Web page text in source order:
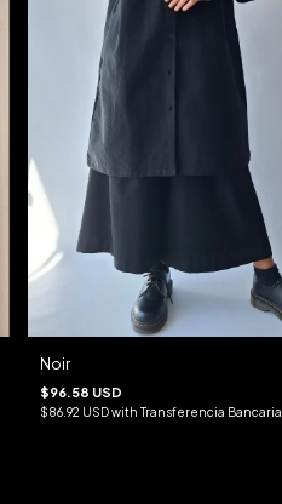
Noir
$96.58 USD
$86.92 USDwith Transferencia Bancaria